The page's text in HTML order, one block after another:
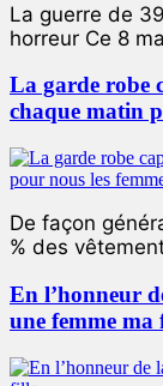
La guerre de
horreur Ce 8
La garde robe
chaque matin
De façon
% des
En l’honneur
une femme ma